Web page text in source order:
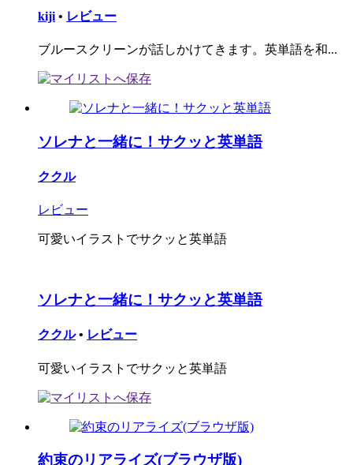
kiji • レビュー
ブルースクリーンが話しかけてきます。英単語を和...
ソレナと一緒に！サクッと英単語
ククル
レビュー
可愛いイラストでサクッと英単語
ソレナと一緒に！サクッと英単語
ククル • レビュー
可愛いイラストでサクッと英単語
約束のリアライズ(ブラウザ版)